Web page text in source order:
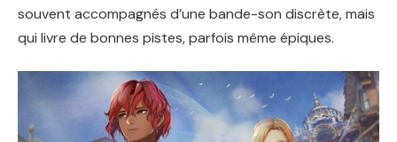
souvent accompagnés d’une bande-son discrète, mais
qui livre de bonnes pistes, parfois même épiques.